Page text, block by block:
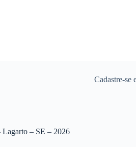
Cadastre-se
– SE – 2026